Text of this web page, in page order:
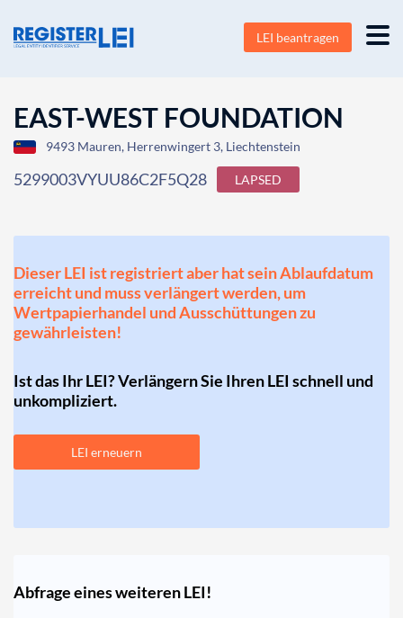
LEI beantragen
EAST-WEST FOUNDATION
9493 Mauren, Herrenwingert 3, Liechtenstein
5299003VYUU86C2F5Q28 LAPSED
Dieser LEI ist registriert aber hat sein Ablaufdatum
erreicht und muss verlängert werden, um
Wertpapierhandel und Ausschüttungen zu
gewährleisten!
Ist das Ihr LEI? Verlängern Sie Ihren LEI schnell und
unkompliziert.
LEI erneuern
Abfrage eines weiteren LEI!